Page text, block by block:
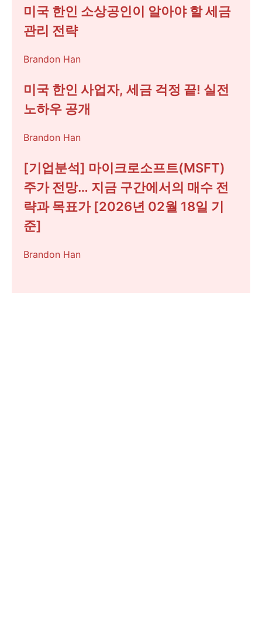
미국 한인 소상공인이 알아야 할 세금
관리 전략
Brandon Han
미국 한인 사업자, 세금 걱정 끝! 실전
노하우 공개
Brandon Han
[기업분석] 마이크로소프트(MSFT)
주가 전망… 지금 구간에서의 매수 전
략과 목표가 [2026년 02월 18일 기
준]
Brandon Han